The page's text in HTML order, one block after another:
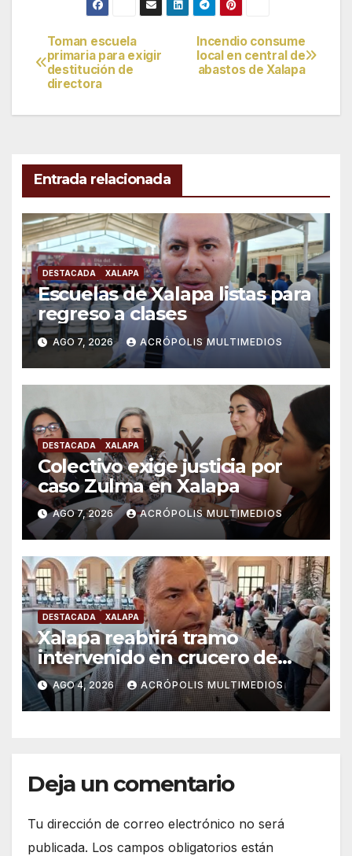
Navegación
de
entradas
Incendio consume
local en central de
abastos de Xalapa
Toman escuela
primaria para exigir
destitución de
directora
Entrada relacionada
DESTACADA XALAPA
Escuelas de Xalapa listas para
regreso a clases
AGO 7, 2026 ACRÓPOLIS MULTIMEDIOS
DESTACADA XALAPA
Colectivo exige justicia por
caso Zulma en Xalapa
AGO 7, 2026 ACRÓPOLIS MULTIMEDIOS
DESTACADA XALAPA
Xalapa reabrirá tramo
intervenido en crucero de
Manuel C. Tello esta semana
AGO 4, 2026 ACRÓPOLIS MULTIMEDIOS
Deja un comentario
Tu dirección de correo electrónico no será
publicada. Los campos obligatorios están